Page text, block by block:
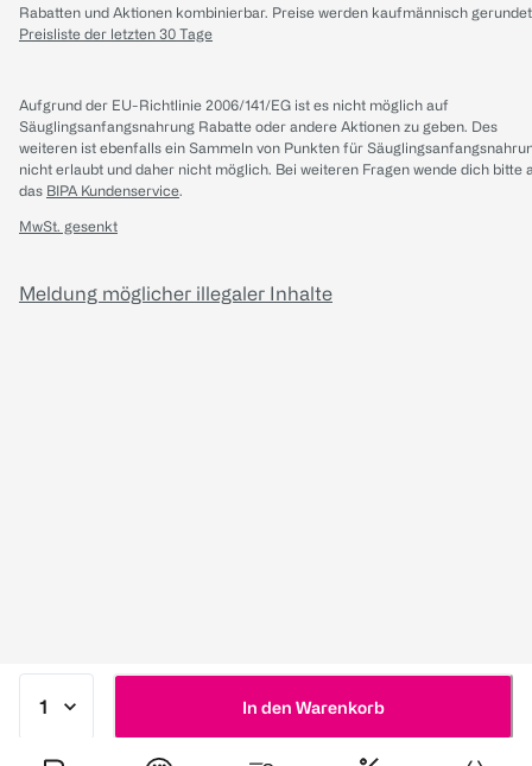
In den Warenkorb
Rabatten und Aktionen kombinierbar. Preise werden kaufmännisch
Preisliste der letzten 30 Tage
Aufgrund der EU-Richtlinie 2006/141/EG ist es nicht möglich auf
Säuglingsanfangsnahrung Rabatte oder andere Aktionen zu geben. Des
weiteren ist ebenfalls ein Sammeln von Punkten für
nicht erlaubt und daher nicht möglich. Bei weiteren Fragen wende dich bitte
das BIPA Kundenservice.
MwSt. gesenkt
Meldung möglicher illegaler Inhalte